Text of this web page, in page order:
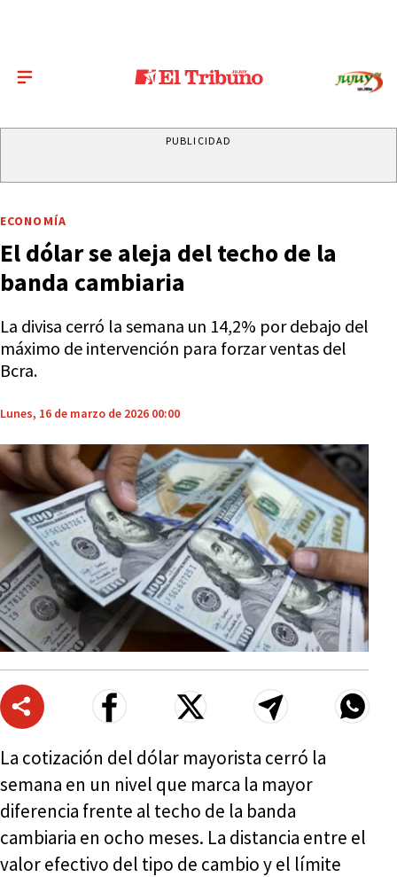
PUBLICIDAD
ECONOMÍA
El dólar se aleja del techo de la
banda cambiaria
La divisa cerró la semana un 14,2% por debajo del
máximo de intervención para forzar ventas del
Bcra.
Lunes, 16 de marzo de 2026 00:00
La cotización del dólar mayorista cerró la
semana en un nivel que marca la mayor
diferencia frente al techo de la banda
cambiaria en ocho meses. La distancia entre el
valor efectivo del tipo de cambio y el límite